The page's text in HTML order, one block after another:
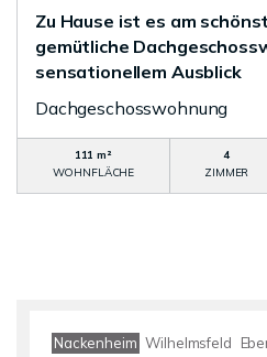
Zu Hause ist es am
gemütliche
sensationellem Ausblick
Dachgeschosswohnung
111 m²
WOHNFLÄCHE
4
ZIMMER
Nackenheim Wilhelmsfeld